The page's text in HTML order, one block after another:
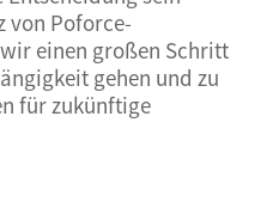
von Poforce-
einen großen Schritt
gehen und zu
für zukünftige